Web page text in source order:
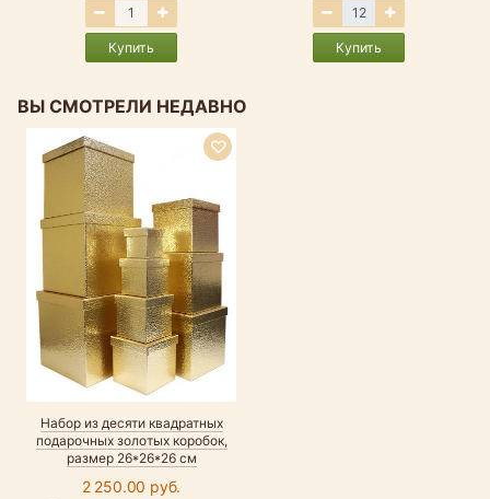
Купить Купить
ВЫ СМОТРЕЛИ НЕДАВНО
Набор из десяти квадратных
подарочных золотых коробок,
размер 26*26*26 см
2 250.00 руб.